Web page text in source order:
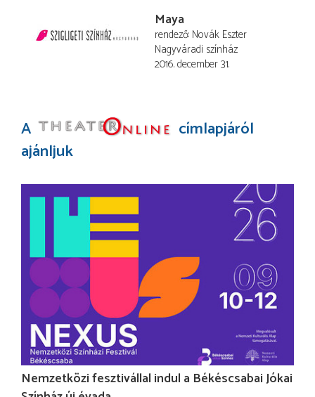
Maya
rendező Novák Eszter
Nagyváradi színház
2016. december 31.
A
címlapjáról
ajánljuk
Nemzetközi fesztivállal indul a Békéscsabai Jókai